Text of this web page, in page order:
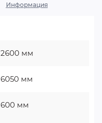
Информация
2600 мм
6050 мм
600 мм